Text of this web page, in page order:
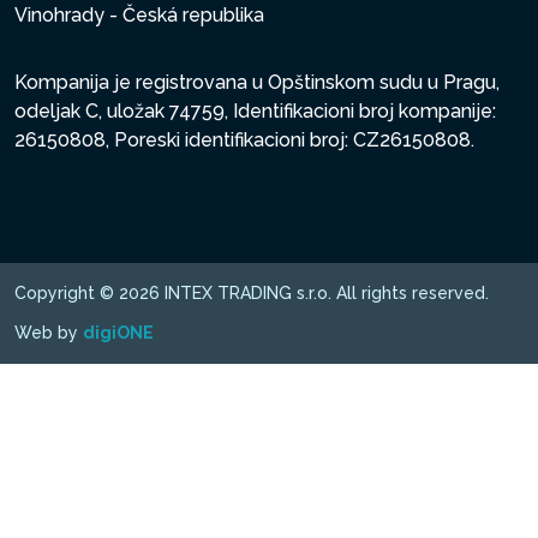
Vinohrady - Česká republika
Kompanija je registrovana u Opštinskom sudu u Pragu,
odeljak C, uložak 74759, Identifikacioni broj kompanije:
26150808, Poreski identifikacioni broj: CZ26150808.
Copyright © 2026 INTEX TRADING s.r.o. All rights reserved.
Web by digiONE